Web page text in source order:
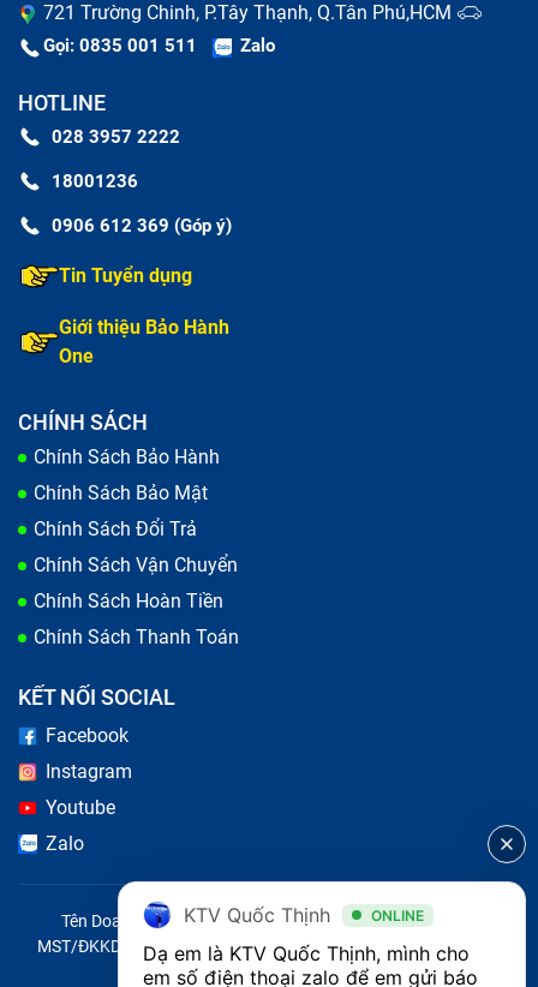
721 Trường Chinh, P.Tây Thạnh, Q.Tân Phú,HCM
Gọi: 0835 001 511 Zalo
HOTLINE
028 3957 2222
18001236
0906 612 369 (Góp ý)
Tin Tuyển dụng
Giới thiệu Bảo Hành
One
CHÍNH SÁCH
Chính Sách Bảo Hành
Chính Sách Bảo Mật
Chính Sách Đổi Trả
Chính Sách Vận Chuyển
Chính Sách Hoàn Tiền
Chính Sách Thanh Toán
KẾT NỐI SOCIAL
Facebook
Instagram
Youtube
Zalo
Tên Doanh Nghiệp: CÔNG TY TNHH CITY ONE VIỆT NAM
MST/ĐKKD/QĐTL: 0316569346 do sở KHĐT TP.HCM cấp ngày
14/04/2023
KTV Quốc Thịnh ONLINE
Dạ em là KTV Quốc Thịnh, mình cho
em số điện thoại zalo để em gửi báo